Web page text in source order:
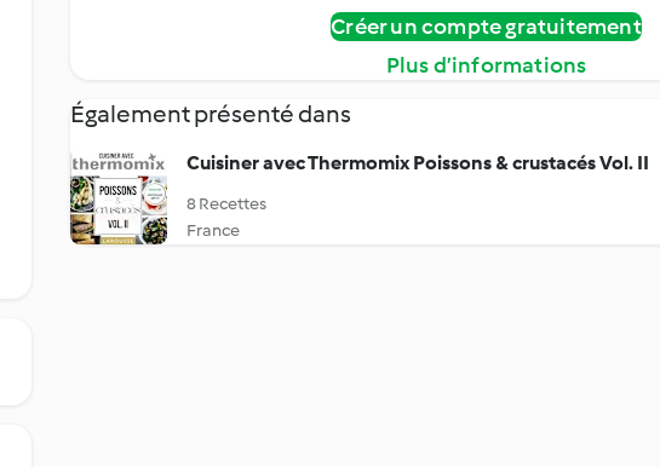
Créer un compte gratuitement
Plus d’informations
Également présenté dans
Cuisiner avec Thermomix Poissons & crustacés Vol. II
8 Recettes
France